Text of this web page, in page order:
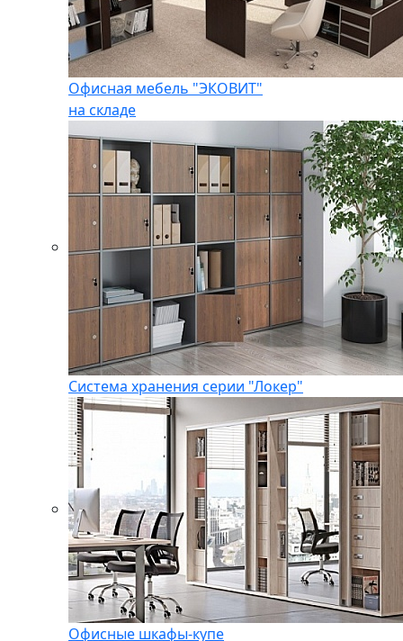
Офисная мебель "ЭКОВИТ"
на складе
Система хранения серии "Локер"
Офисные шкафы-купе